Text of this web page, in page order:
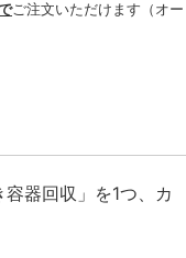
ご注文いただけます（オー
器回収」を1つ、カ